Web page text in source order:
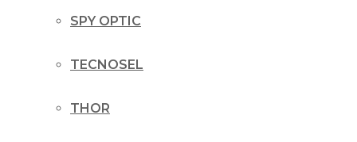
SPY OPTIC
TECNOSEL
THOR